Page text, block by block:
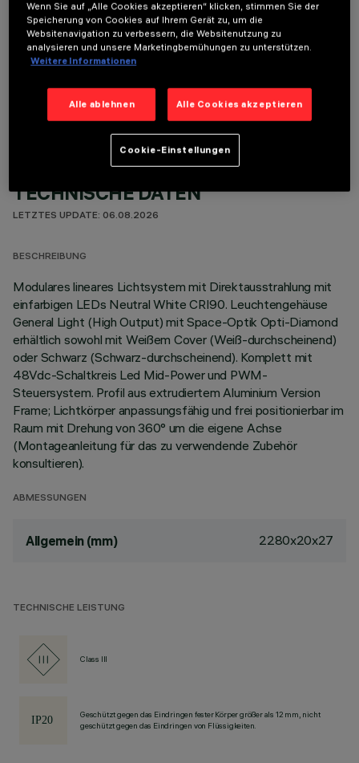
TECHNISCHE DATEN
LETZTES UPDATE: 06.08.2026
BESCHREIBUNG
Modulares lineares Lichtsystem mit Direktausstrahlung mit
einfarbigen LEDs Neutral White CRI90. Leuchtengehäuse
General Light (High Output) mit Space-Optik Opti-Diamond
erhältlich sowohl mit Weißem Cover (Weiß-durchscheinend)
oder Schwarz (Schwarz-durchscheinend). Komplett mit
48Vdc-Schaltkreis Led Mid-Power und PWM-
Steuersystem. Profil aus extrudiertem Aluminium Version
Frame; Lichtkörper anpassungsfähig und frei positionierbar im
Raum mit Drehung von 360° um die eigene Achse
(Montageanleitung für das zu verwendende Zubehör
konsultieren).
ABMESSUNGEN
Allgemein (mm) 2280x20x27
TECHNISCHE LEISTUNG
Class III
Geschützt gegen das Eindringen fester Körper größer als 12 mm, nicht
geschützt gegen das Eindringen von Flüssigkeiten.
Wenn Sie auf „Alle Cookies akzeptieren“ klicken, stimmen Sie der
Speicherung von Cookies auf Ihrem Gerät zu, um die
Websitenavigation zu verbessern, die Websitenutzung zu
analysieren und unsere Marketingbemühungen zu unterstützen.
Weitere Informationen
Alle ablehnen Alle Cookies akzeptieren
Cookie-Einstellungen